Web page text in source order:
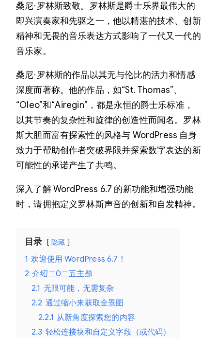
桑尼·罗林斯致敬。罗林斯是爵士乐界最伟大的
即兴演奏家和先驱之一，他以精湛的技术、创新
精神和无畏的音乐表达方式影响了一代又一代的
音乐家。
桑尼·罗林斯的作品以其无与伦比的活力和情感
深度而著称。他的作品，如“St. Thomas”、
“Oleo”和“Airegin”，都是永恒的爵士乐标准，
以其节奏的复杂性和旋律的创造性而闻名。罗林
斯大胆而富有探索性的风格与 WordPress 自身
致力于帮助创作者突破界限并探索数字表达的新
可能性的承诺产生了共鸣。
深入了解 WordPress 6.7 的新功能和增强功能
时，请拥抱定义罗林斯声音的创新和自发精神。
目录 隐藏
1 欢迎使用 WordPress 6.7！
2 介绍二0二五主题
2.1 无限可能，无需复杂
2.2 通过缩小来获取全景图
2.2.1 从新角度探索您的内容
2.3 轻松连接块和自定义字段（或代码）